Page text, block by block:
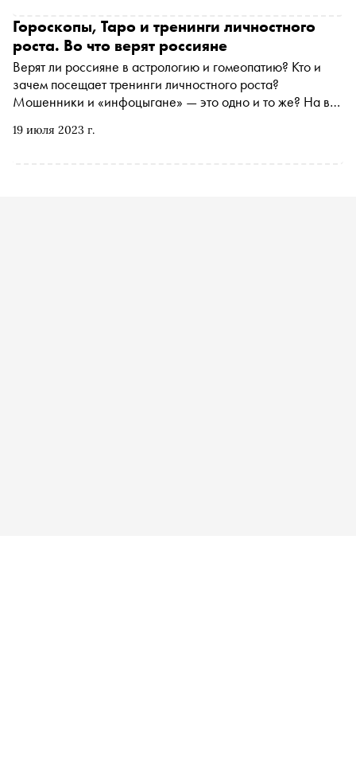
19 июля 2023 г.
Гороскопы, Таро и тренинги личностного
роста. Во что верят россияне
Верят ли россияне в астрологию и гомеопатию? Кто и
зачем посещает тренинги личностного роста?
Мошенники и «инфоцыгане» — это одно и то же? На все
исследование агентства «Михайлов и Партнеры.